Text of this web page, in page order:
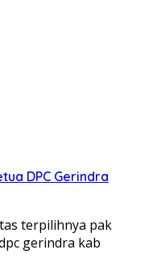
DPC Gerindra
terpilihnya pak
gerindra kab